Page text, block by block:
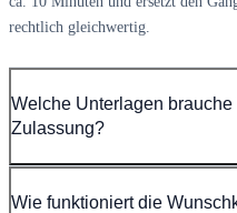
rechtlich gleichwertig.
Welche Unterlagen
Zulassung?
Wie funktioniert die